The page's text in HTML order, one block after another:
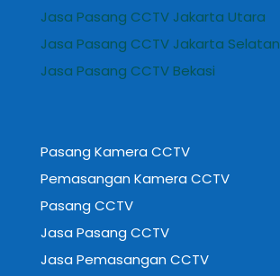
Jasa Pasang CCTV Jakarta Utara
Jasa Pasang CCTV Jakarta Selatan
Jasa Pasang CCTV Bekasi
Pasang Kamera CCTV
Pemasangan Kamera CCTV
Pasang CCTV
Jasa Pasang CCTV
Jasa Pemasangan CCTV